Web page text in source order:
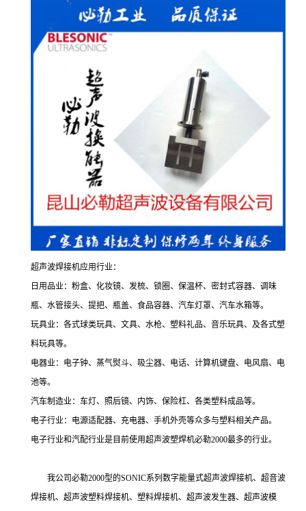
超声波焊接机应用行业：
日用品业：粉盒、化妆镜、发梳、锁圈、保温杯、密封式容器、调味
瓶、水管接头、提把、瓶盖、食品容器、汽车灯罩、汽车水箱等。
玩具业：各式球类玩具、文具、水枪、塑料礼品、音乐玩具、及各式塑
料玩具等。
电器业：电子钟、蒸气熨斗、吸尘器、电话、计算机键盘、电风扇、电
池等。
汽车制造业：车灯、照后镜、内饰、保险杠、各类塑料成品等。
电子行业：电源适配器、充电器、手机外壳等众多与塑料相关产品。
电子行业和汽配行业是目前使用超声波塑焊机必勒2000最多的行业。
我公司必勒2000型的SONIC系列数字能量式超声波焊接机、超音波
焊接机、超声波塑料焊接机、塑料焊接机、超声波发生器、超声波模